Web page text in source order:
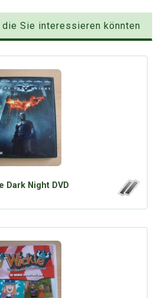
Sie interessieren könnten
Dark Night DVD